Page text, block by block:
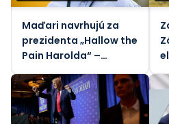
Maďari navrhujú za
prezidenta „Hallow the
Pain Harolda“ –
Guardian